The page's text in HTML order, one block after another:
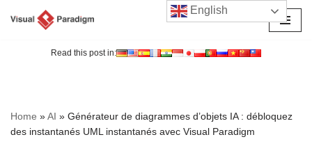
Read this post in:
Home »AI » Générateur de diagrammes d’objets IA : débloquez
des instantanés UML instantanés avec Visual Paradigm
English